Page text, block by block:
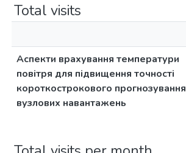
Total visits
Аспекти врахування температури
повітря для підвищення точності
короткострокового прогнозування
вузлових навантажень